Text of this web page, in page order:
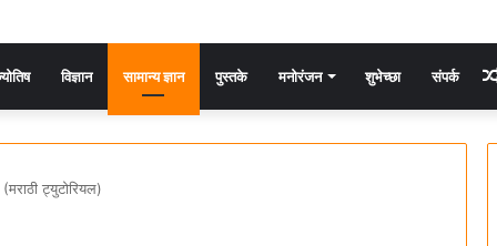
विज्ञान सामान्य ज्ञान पुस्तके मनोरंजन शुभेच्छा संपर्क
ट्युटोरियल)